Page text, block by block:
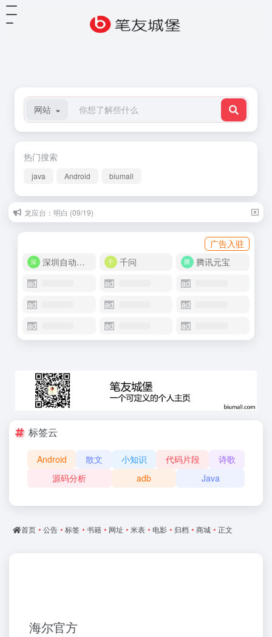
网站
热门搜索
java Android biumall
龙应台：明白 (09/19)
广告入驻
深圳自动化商城
千问 腾讯元宝
标签云
Android 散文 小知识 代码片段
诗歌
源码分析
adb Java
首页 • 公告 • 标签 • 书籍 • 网址 • 米表 • 电影 • 归档 • 商城 • 正文
海尔官方